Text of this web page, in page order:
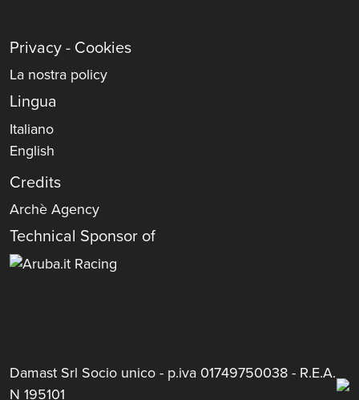
Privacy - Cookies
La nostra policy
Lingua
Italiano
English
Credits
Archè Agency
Technical Sponsor of
Damast Srl Socio unico - p.iva 01749750038 - R.E.A.
N 195101